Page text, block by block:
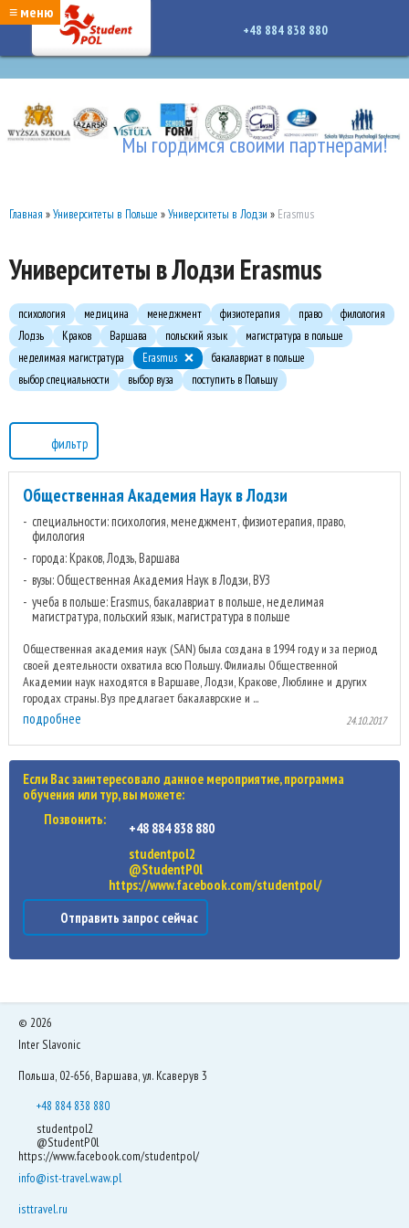
google-site-verification: google7a917c261df1566b.htmlgoogle-site-verification:
google7a917c261df1566b.html
≡ меню
+48 884 838 880
Мы гордимся своими партнерами!
Главная »Университеты в Польше »Университеты в Лодзи » Erasmus
Университеты в Лодзи Erasmus
психология медицина менеджмент физиотерапия право
филология
Лодзь
Краков Варшава польский язык
магистратура в польше
неделимая магистратура
Erasmus
бакалавриат в польше
выбор специальности
выбор вуза поступить в Польшу
фильтр
Общественная Академия Наук в Лодзи
специальности: психология, менеджмент, физиотерапия, право,
филология
города: Краков, Лодзь, Варшава
вузы: Общественная Академия Наук в Лодзи, ВУЗ
учеба в польше: Erasmus, бакалавриат в польше, неделимая
магистратура, польский язык, магистратура в польше
Общественная академия наук (SAN) была создана в 1994 году и за период
своей деятельности охватила всю Польшу. Филиалы Общественной
Академии наук находятся в Варшаве, Лодзи, Кракове, Люблине и других
городах страны. Вуз предлагает бакалаврские и ...
подробнее 24.10.2017
Если Вас заинтересовало данное мероприятие, программа
обучения или тур, вы можете:
Позвонить:
+48 884 838 880
studentpol2
@StudentP0l
https://www.facebook.com/studentpol/
Отправить запрос сейчас
© 2026
Inter Slavonic
Польша, 02-656, Варшава, ул. Ксаверув 3
+48 884 838 880
studentpol2
@StudentP0l
https://www.facebook.com/studentpol/
info@ist-travel.waw.pl
isttravel.ru